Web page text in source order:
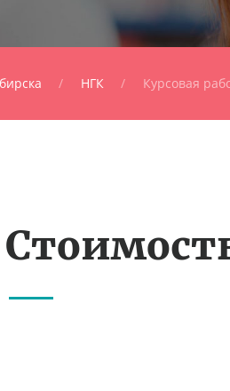
НГК Курсовая